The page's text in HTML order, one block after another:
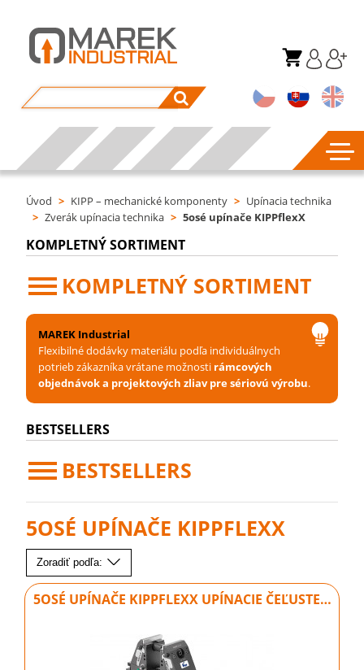
Úvod > KIPP – mechanické komponenty > Upínacia technika
> Zverák upínacia technika > 5osé upínače KIPPflexX
KOMPLETNÝ SORTIMENT
KOMPLETNÝ SORTIMENT
MAREK Industrial
Flexibilné dodávky materiálu podľa individuálnych
potrieb zákazníka vrátane možnosti rámcových
objednávok a projektových zliav pre sériovú výrobu.
BESTSELLERS
BESTSELLERS
5OSÉ UPÍNAČE KIPPFLEXX
Zoradiť podľa:
5OSÉ UPÍNAČE KIPPFLEXX UPÍNACIE ČEĽUSTE…